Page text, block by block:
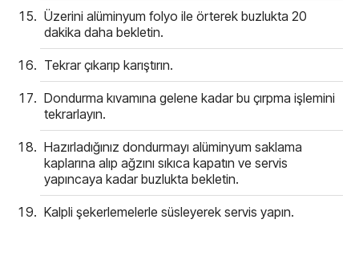
Üzerini alüminyum folyo ile örterek buzlukta 20
dakika daha bekletin.
Tekrar çıkarıp karıştırın.
Dondurma kıvamına gelene kadar bu çırpma işlemini
tekrarlayın.
Hazırladığınız dondurmayı alüminyum saklama
kaplarına alıp ağzını sıkıca kapatın ve servis
yapıncaya kadar buzlukta bekletin.
Kalpli şekerlemelerle süsleyerek servis yapın.